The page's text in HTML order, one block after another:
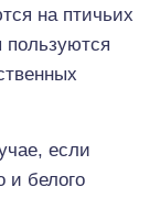
на птичьих
если
и белого